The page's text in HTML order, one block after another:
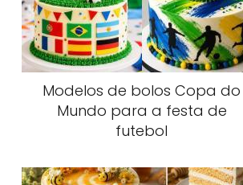
Modelos de bolos Copa do
Mundo para a festa de
futebol